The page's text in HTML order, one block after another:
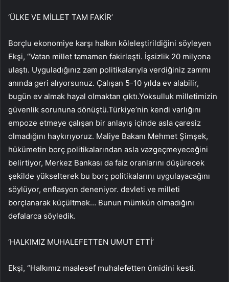
‘ÜLKE VE MİLLET TAM FAKİR’
Borçlu ekonomiye karşı halkın köleleştirildiğini söyleyen
Ekşi, “Vatan millet tamamen fakirleşti. İşsizlik 20 milyona
ulaştı. Uyguladığınız zam politikalarıyla verdiğiniz zammı
anında geri alıyorsunuz. Çalışan 5-10 yılda ev alabilir,
bugün ev almak hayal olmaktan çıktı.Yoksulluk milletimizin
güvenlik sorununa dönüştü.Türkiye’nin kendi varlığını
empoze etmeye çalışan bir anlayış içinde asla çaresiz
olmadığını haykırıyoruz. Maliye Bakanı Mehmet Şimşek,
hükümetin borç politikalarından asla vazgeçmeyeceğini
belirtiyor, Merkez Bankası da faiz oranlarını düşürecek
şekilde yükselterek bu borç politikalarını uygulayacağını
söylüyor, enflasyon deneniyor. devleti ve milleti
borçlanarak küçültmek… Bunun mümkün olmadığını
defalarca söyledik.
‘HALKIMIZ MUHALEFETTEN UMUT ETTİ’
Ekşi, “Halkımız maalesef muhalefetten ümidini kesti.